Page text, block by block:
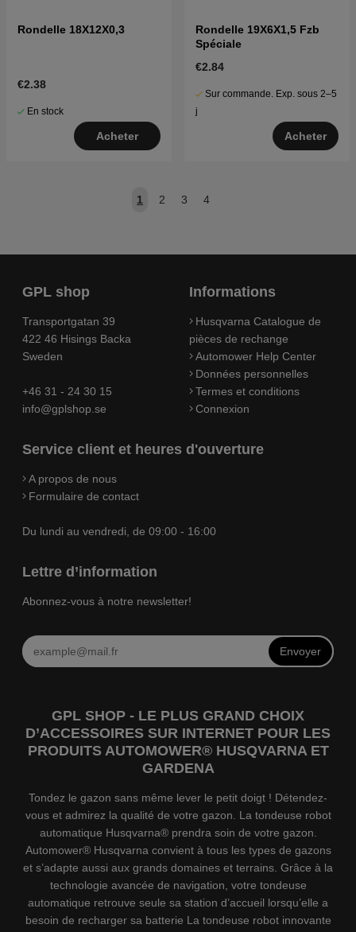
Rondelle 18X12X0,3
€2.38
En stock
Acheter
Rondelle 19X6X1,5 Fzb
Spéciale
€2.84
Sur commande. Exp. sous 2–5
j
Acheter
1 2 3 4
GPL shop
Transportgatan 39
422 46 Hisings Backa
Sweden
+46 31 - 24 30 15
info@gplshop.se
Informations
Husqvarna Catalogue de
pièces de rechange
Automower Help Center
Données personnelles
Termes et conditions
Connexion
Service client et heures d'ouverture
A propos de nous
Formulaire de contact
Du lundi au vendredi, de 09:00 - 16:00
Lettre d’information
Abonnez-vous à notre newsletter!
Envoyer
GPL SHOP - LE PLUS GRAND CHOIX
D’ACCESSOIRES SUR INTERNET POUR LES
PRODUITS AUTOMOWER® HUSQVARNA ET
GARDENA
Tondez le gazon sans même lever le petit doigt ! Détendez-
vous et admirez la qualité de votre gazon. La tondeuse robot
automatique Husqvarna® prendra soin de votre gazon.
Automower® Husqvarna convient à tous les types de gazons
et s’adapte aussi aux grands domaines et terrains. Grâce à la
technologie avancée de navigation, votre tondeuse
automatique retrouve seule sa station d’accueil lorsqu’elle a
besoin de recharger sa batterie La tondeuse robot innovante